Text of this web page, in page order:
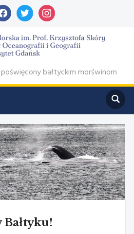
twitter instagram
bałtyckim morświnom